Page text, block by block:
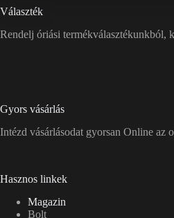
Választék
Rendelj óriási termékválasztékunkból,
Gyors vásárlás
Intézd vásárlásodat gyorsan Online az
Hasznos linkek
Magazin
Bolt